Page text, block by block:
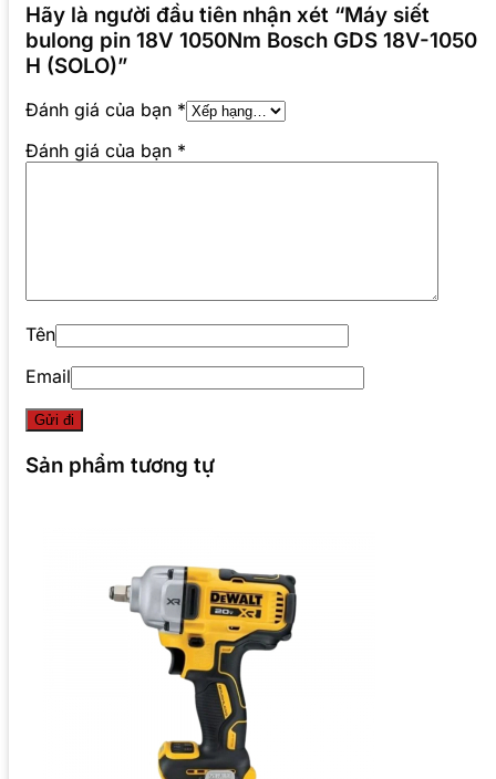
Hãy là người đầu tiên nhận xét “Máy siết
bulong pin 18V 1050Nm Bosch GDS 18V-1050
H (SOLO)”
Đánh giá của bạn *
Đánh giá của bạn *
Tên
Email
Sản phẩm tương tự